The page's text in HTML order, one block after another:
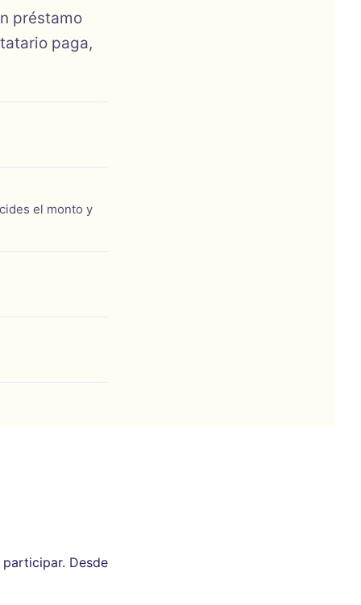
préstamo
paga,
el monto y
Desde